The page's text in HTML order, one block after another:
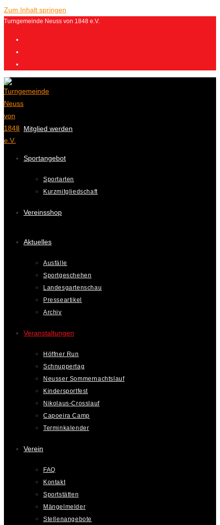
Zum Inhalt springen
Turngemeinde Neuss von 1848 e.V.
Mitglied werden
Sportangebot
Sportarten
Kurzmitgliedschaft
Vereinsshop
Aktuelles
Ausfälle
Sportgeschehen
Landesgartenschau
Presseartikel
Archiv
Veranstaltungen
Höffner Run
Schnuppertag
Neusser Sommernachtslauf
Kindersportfest
Nikolaus-Crosslauf
Capoeira Camp
Terminkalender
Verein
FAQ
Kontakt
Sportstätten
Mängelmelder
Stellenangebote